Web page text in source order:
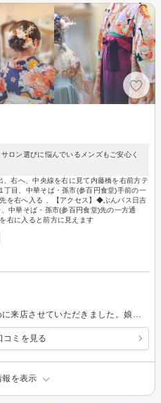
ロン選びに悩んでいるメンズもご安心く
右へ、中央線を右に見て内藤橋を右前方テ
丁目、中華そば・孫市(参百円食堂)手前の一
を右へ入る 、【アクセス】◆ぶんバス日吉
中華そば・孫市(参百円食堂)先の一方通
右に入ると前方に見えます
コミを見る
報を表示